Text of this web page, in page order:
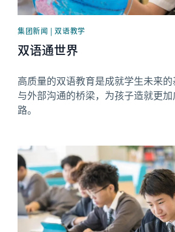
集团新闻 | 双语教学
双语通世界
高质量的双语教育是成就学生未来
与外部沟通的桥梁，为孩子造就更
路。
News image